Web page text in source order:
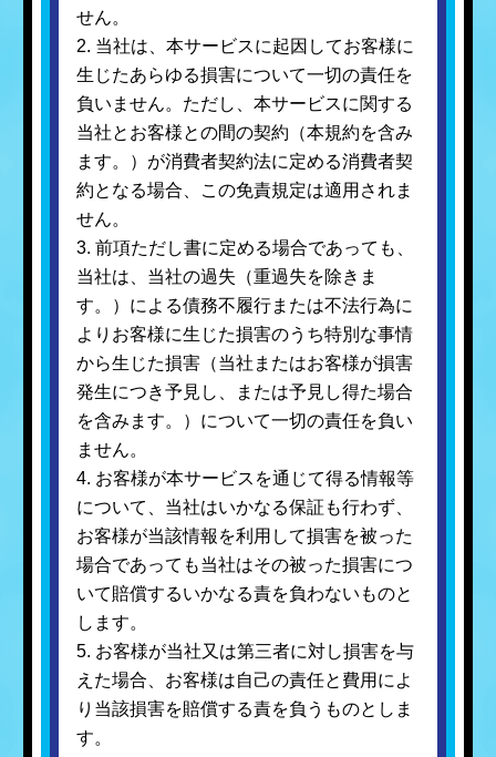
せん。
2. 当社は、本サービスに起因してお客様に
生じたあらゆる損害について一切の責任を
負いません。ただし、本サービスに関する
当社とお客様との間の契約（本規約を含み
ます。）が消費者契約法に定める消費者契
約となる場合、この免責規定は適用されま
せん。
3. 前項ただし書に定める場合であっても、
当社は、当社の過失（重過失を除きま
す。）による債務不履行または不法行為に
よりお客様に生じた損害のうち特別な事情
から生じた損害（当社またはお客様が損害
発生につき予見し、または予見し得た場合
を含みます。）について一切の責任を負い
ません。
4. お客様が本サービスを通じて得る情報等
について、当社はいかなる保証も行わず、
お客様が当該情報を利用して損害を被った
場合であっても当社はその被った損害につ
いて賠償するいかなる責を負わないものと
します。
5. お客様が当社又は第三者に対し損害を与
えた場合、お客様は自己の責任と費用によ
り当該損害を賠償する責を負うものとしま
す。